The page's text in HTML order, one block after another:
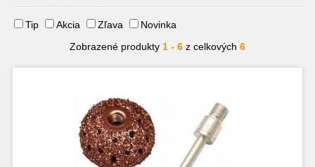
Tip Akcia Zľava
Novinka
Zobrazené produkty 1 - 6 z celkových 6